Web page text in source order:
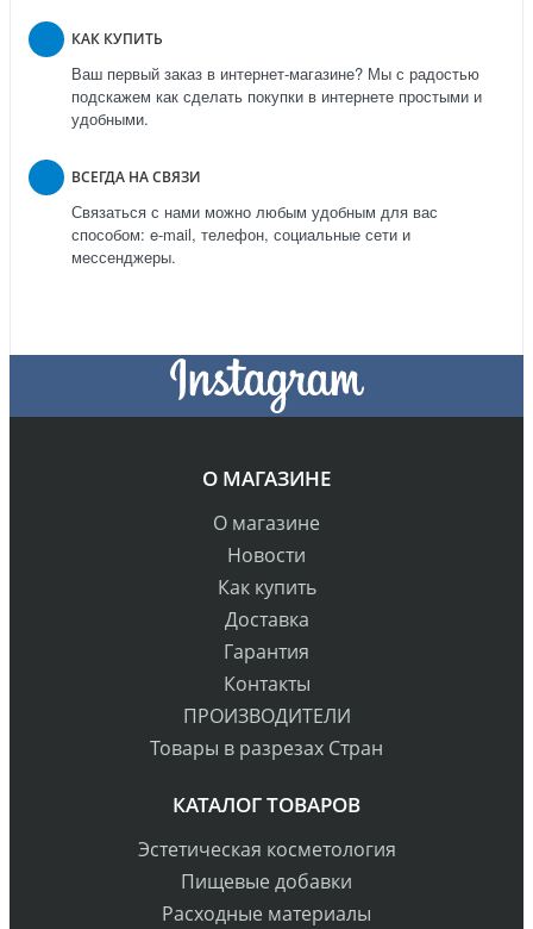
КАК КУПИТЬ
Ваш первый заказ в интернет-магазине? Мы с радостью
подскажем как сделать покупки в интернете простыми и
удобными.
ВСЕГДА НА СВЯЗИ
Связаться с нами можно любым удобным для вас
способом: e-mail, телефон, социальные сети и
мессенджеры.
О МАГАЗИНЕ
О магазине
Новости
Как купить
Доставка
Гарантия
Контакты
ПРОИЗВОДИТЕЛИ
Товары в разрезах Стран
КАТАЛОГ ТОВАРОВ
Эстетическая косметология
Пищевые добавки
Расходные материалы